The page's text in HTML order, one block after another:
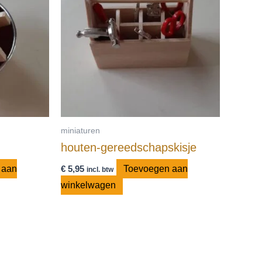
miniaturen
houten-gereedschapskisje
€5,95 incl. btw
Toevoegen aan
winkelwagen